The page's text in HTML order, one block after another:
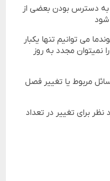
به دسترس بودن بعضی از
می توانیم تنها یکبار
نمیتوان مجدد به روز
مربوط یا تغییر فصل
برای تغییر در تعداد